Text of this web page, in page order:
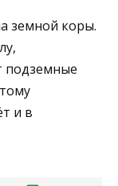
земной коры.
подземные
и в